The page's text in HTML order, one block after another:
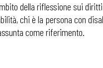
della riflessione sui
chi è la persona con
come riferimento.